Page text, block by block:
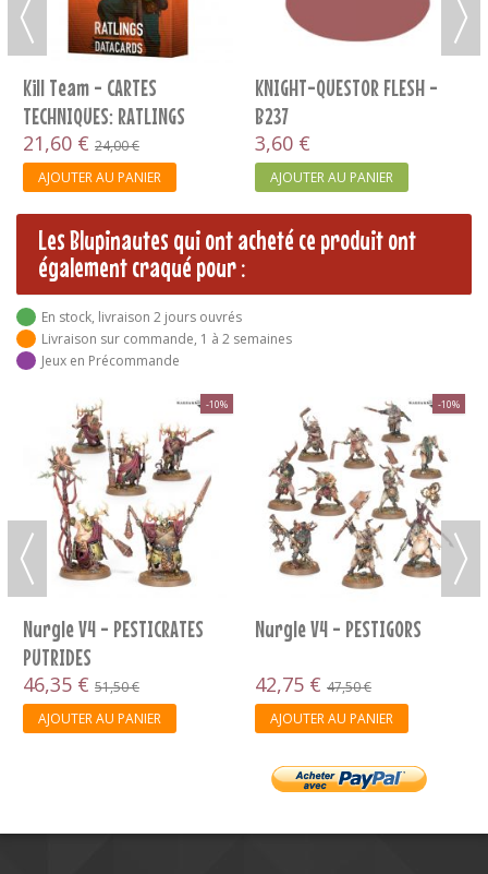
FLESH -
PANIER
AJOUTER AU PANIER
AJOUTER AU
Les Blupinautes qui ont acheté ce produit ont
également craqué pour :
En stock, livraison 2 jours ouvrés
Livraison sur commande, 1 à 2 semaines
Jeux en Précommande
-10% -10%
Nurgle V4 - PESTIGORS
42,75 €
AJOUTER AU PANIER
Nurgle V4 -
46,35 €
AJOUTER AU